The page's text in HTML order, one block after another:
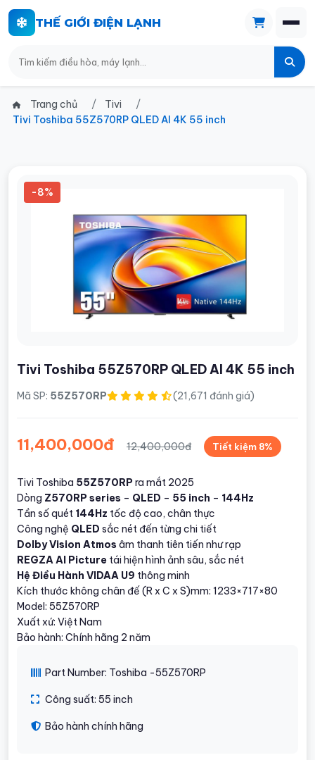
THẾ GIỚI ĐIỆN LẠNH
Trang chủ
Tivi
Tivi Toshiba 55Z570RP QLED AI 4K 55 inch
-8%
Tivi Toshiba 55Z570RP QLED AI 4K 55 inch
Mã SP: 55Z570RP (21,671 đánh giá)
11,400,000đ 12,400,000đ Tiết kiệm 8%
Tivi Toshiba 55Z570RPra mắt 2025
Dòng Z570RP series – QLED – 55 inch – 144Hz
Tần số quét 144Hz tốc độ cao, chân thực
Công nghệ QLED sắc nét đến từng chi tiết
Dolby Vision Atmos âm thanh tiên tiến như rạp
REGZA AI Picture tái hiện hình ảnh sâu, sắc nét
Hệ Điều Hành VIDAA U9 thông minh
Kích thước không chân đế (R x C x S)mm: 1233×717×80
Model: 55Z570RP
Xuất xứ: Việt Nam
Bảo hành: Chính hãng 2 năm
Part Number: Toshiba -55Z570RP
Công suất: 55 inch
Bảo hành chính hãng